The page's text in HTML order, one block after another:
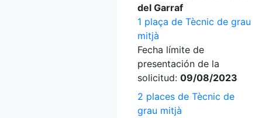
del Garraf
1 plaça de Tècnic de grau
mitjà
Fecha límite de
presentación de la
solicitud: 09/08/2023
2 places de Tècnic de
grau mitjà